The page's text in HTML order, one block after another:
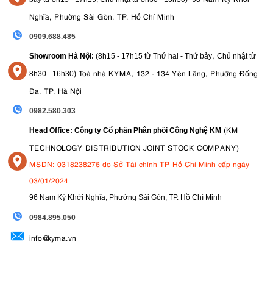
Nghĩa, Phường Sài Gòn, TP. Hồ Chí Minh
0909.688.485
Showroom Hà Nội: (8h15 - 17h15 từ Thứ hai - Thứ bảy, Chủ nhật từ
8h30 - 16h30) Toà nhà KYMA, 132 - 134 Yên Lãng, Phường Đống
Đa, TP. Hà Nội
0982.580.303
Head Office: Công ty Cổ phần Phân phối Công Nghệ KM (KM
TECHNOLOGY DISTRIBUTION JOINT STOCK COMPANY)
MSDN: 0318238276 do Sở Tài chính TP Hồ Chí Minh cấp ngày
03/01/2024
96 Nam Kỳ Khởi Nghĩa, Phường Sài Gòn, TP. Hồ Chí Minh
0984.895.050
info@kyma.vn